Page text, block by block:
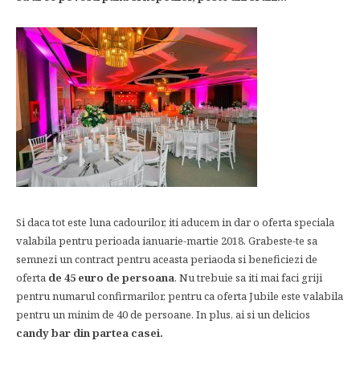
Si daca tot este luna cadourilor, iti aducem in dar o oferta speciala
valabila pentru perioada ianuarie-martie 2018. Grabeste-te sa
semnezi un contract pentru aceasta periaoda si beneficiezi de
oferta de 45 euro de persoana. Nu trebuie sa iti mai faci griji
pentru numarul confirmarilor, pentru ca oferta Jubile este valabila
pentru un minim de 40 de persoane. In plus, ai si un delicios
candy bar din partea casei.